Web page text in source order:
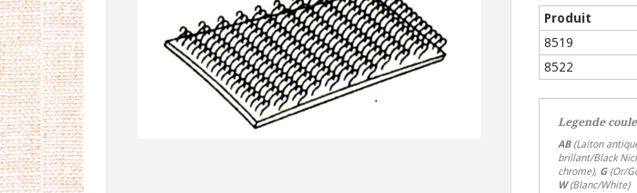
Produit
8519
8522
Legende
AB(Laiton
brillant/Black
chrome), G(Or/
W(Blanc/White)